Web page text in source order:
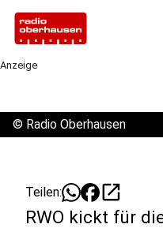
Anzeige
© Radio Oberhausen
Teilen: open_in_new
RWO kickt für